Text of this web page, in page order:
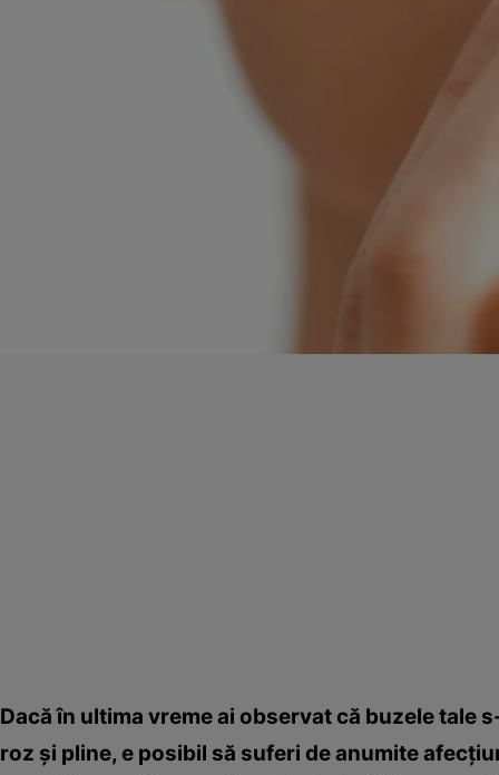
Dacă în ultima vreme ai observat că buzele tale
roz şi pline, e posibil să suferi de anumite